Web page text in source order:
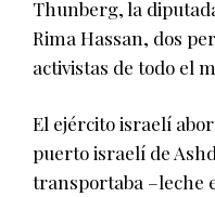
Thunberg, la
Rima Hassan, dos
activistas de todo el
El ejército israelí
puerto israelí de
transportaba –leche